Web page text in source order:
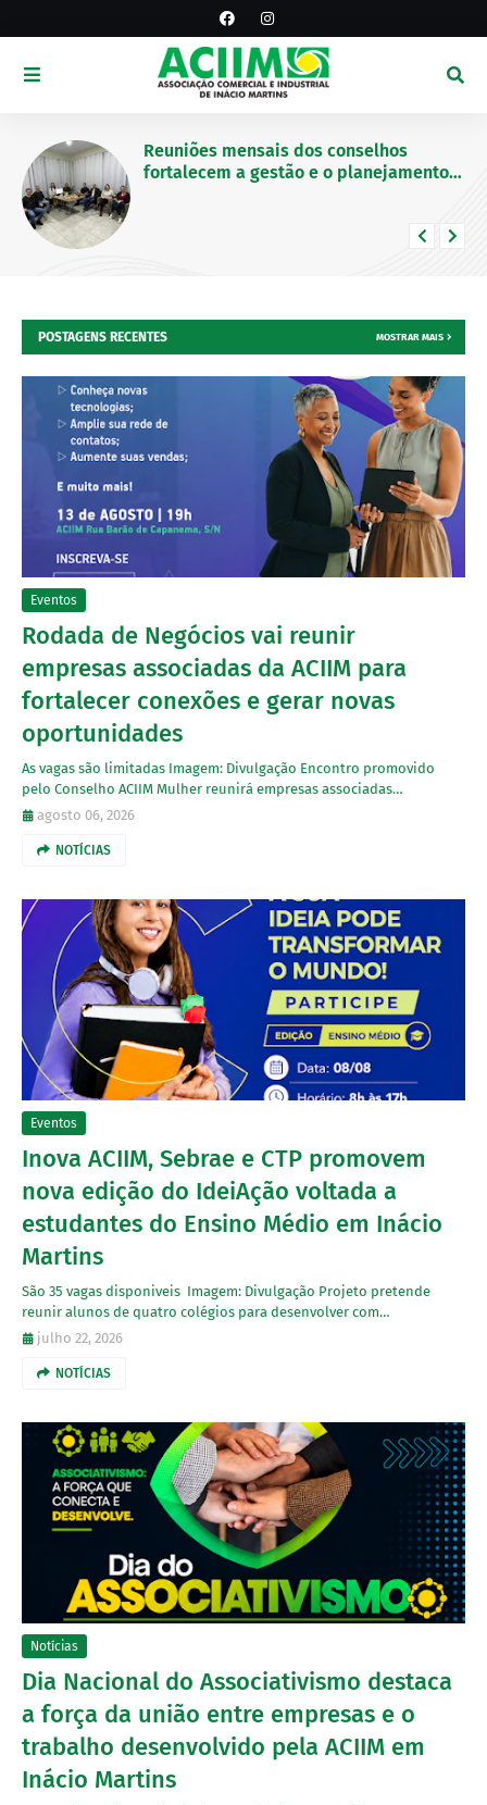
EVENTOS
Conecta Jovem reúne empreendedores
POSTAGENS RECENTES MOSTRAR MAIS
Eventos
Rodada de Negócios vai reunir
empresas associadas da ACIIM para
fortalecer conexões e gerar novas
oportunidades
As vagas são limitadas Imagem: Divulgação Encontro promovido
pelo Conselho ACIIM Mulher reunirá empresas associadas…
agosto 06, 2026
NOTÍCIAS
Eventos
Inova ACIIM, Sebrae e CTP promovem
nova edição do IdeiAção voltada a
estudantes do Ensino Médio em Inácio
Martins
São 35 vagas disponiveis Imagem: Divulgação Projeto pretende
reunir alunos de quatro colégios para desenvolver com…
julho 22, 2026
NOTÍCIAS
Notícias
Dia Nacional do Associativismo destaca
a força da união entre empresas e o
trabalho desenvolvido pela ACIIM em
Inácio Martins